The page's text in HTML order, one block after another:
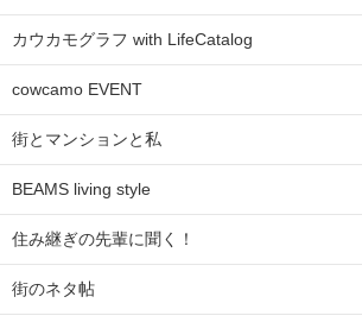
カウカモグラフ with LifeCatalog
cowcamo EVENT
街とマンションと私
BEAMS living style
住み継ぎの先輩に聞く！
街のネタ帖